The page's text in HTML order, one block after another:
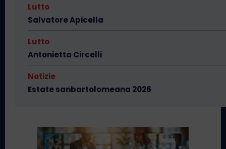
Lutto
Salvatore Apicella
Lutto
Antonietta Circelli
Notizie
Estate sanbartolomeana 2026